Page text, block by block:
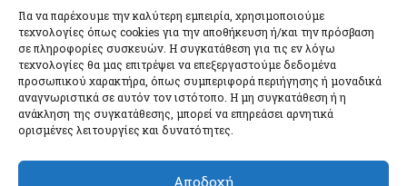
Για να παρέχουμε την καλύτερη εμπειρία, χρησιμοποιούμε
τεχνολογίες όπως cookies για την αποθήκευση ή/και την πρόσβαση
σε πληροφορίες συσκευών. Η συγκατάθεση για τις εν λόγω
τεχνολογίες θα μας επιτρέψει να επεξεργαστούμε δεδομένα
προσωπικού χαρακτήρα, όπως συμπεριφορά περιήγησης ή μοναδικά
αναγνωριστικά σε αυτόν τον ιστότοπο. Η μη συγκατάθεση ή η
ανάκληση της συγκατάθεσης, μπορεί να επηρεάσει αρνητικά
ορισμένες λειτουργίες και δυνατότητες.
Αποδοχή
ΒΙΟΛΙΠΑΝΤΙΚΆ ΟΙΚΟΛΟΓΙΚΆ ΠΡΆΣΙΝΗΣ
ΤΕΧΝΟΛΟΓΊΑΣ
ΣΥΣΚΕΥΈΣ ΛΊΠΑΝΣΗΣ